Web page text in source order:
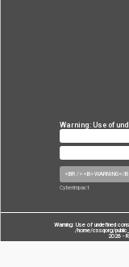
Warning : Use of
Cyberimpact
Warning: Use of undefined
/home/cssqorg/
2026 -